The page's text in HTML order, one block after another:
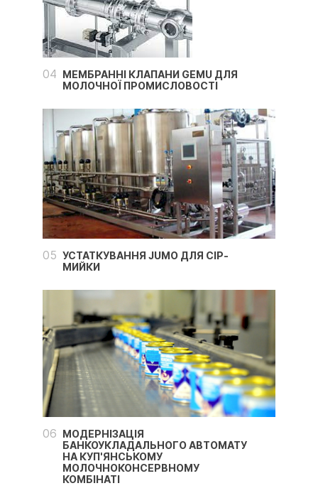
04 МЕМБРАННІ КЛАПАНИ GEMU ДЛЯ
МОЛОЧНОЇ ПРОМИСЛОВОСТІ
05 УСТАТКУВАННЯ JUMO ДЛЯ CIP-
МИЙКИ
06 МОДЕРНІЗАЦІЯ
БАНКОУКЛАДАЛЬНОГО АВТОМАТУ
НА КУП'ЯНСЬКОМУ
МОЛОЧНОКОНСЕРВНОМУ
КОМБІНАТІ